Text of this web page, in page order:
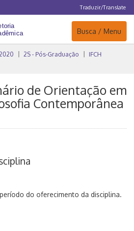
Traduzir/Translate
Navegação
Busca / Menu
2S - Pós-Graduação
IFCH
de Orientação em
Contemporânea
do oferecimento da disciplina.